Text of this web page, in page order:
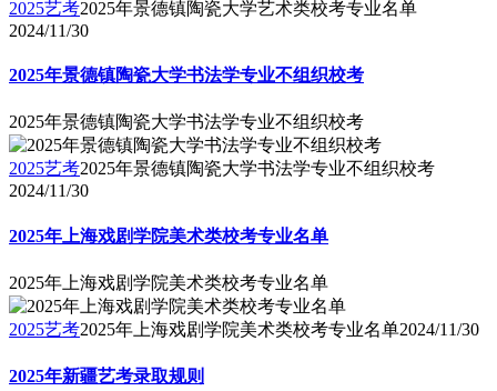
2025艺考2025年景德镇陶瓷大学艺术类校考专业名单
2024/11/30
2025年景德镇陶瓷大学书法学专业不组织校考
2025年景德镇陶瓷大学书法学专业不组织校考
2025艺考2025年景德镇陶瓷大学书法学专业不组织校考
2024/11/30
2025年上海戏剧学院美术类校考专业名单
2025年上海戏剧学院美术类校考专业名单
2025艺考2025年上海戏剧学院美术类校考专业名单2024/11/30
2025年新疆艺考录取规则